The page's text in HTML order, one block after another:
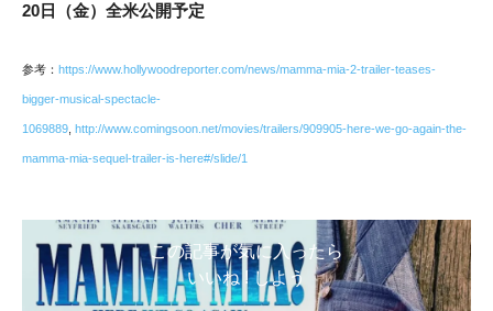
20日（金）全米公開予定
参考： https://www.hollywoodreporter.com/news/mamma-mia-2-trailer-teases-
bigger-musical-spectacle-
1069889 http://www.comingsoon.net/movies/trailers/909905-here-we-go-again-the-
mamma-mia-sequel-trailer-is-here#/slide/1
この記事が気に入ったら
いいね ! しよう